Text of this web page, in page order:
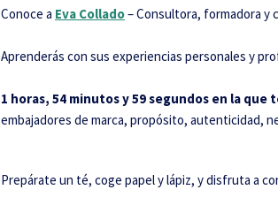
Conoce a Eva Collado– Consultora, formadora y
Aprenderás con sus experiencias personales y
1 horas, 54 minutos y 59 segundos en la que
embajadores de marca, propósito, autenticidad,
Prepárate un té, coge papel y lápiz, y disfruta a